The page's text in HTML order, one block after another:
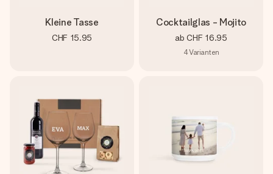
Kleine Tasse
CHF 15.95
Cocktailglas - Mojito
ab CHF 16.95
4Varianten